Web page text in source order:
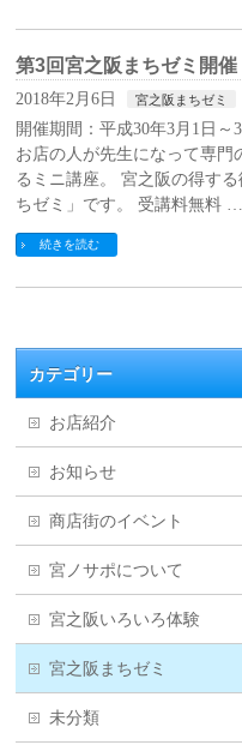
第3回宮之阪まちゼミ開催
2018年2月6日 宮之阪まちゼミ
開催期間：平成30年3月1日～
お店の人が先生になって専門
るミニ講座。 宮之阪の得す
ちゼミ」です。 受講料無料 …
続きを読む
カテゴリー
お店紹介
お知らせ
商店街のイベント
宮ノサポについて
宮之阪いろいろ体験
宮之阪まちゼミ
未分類